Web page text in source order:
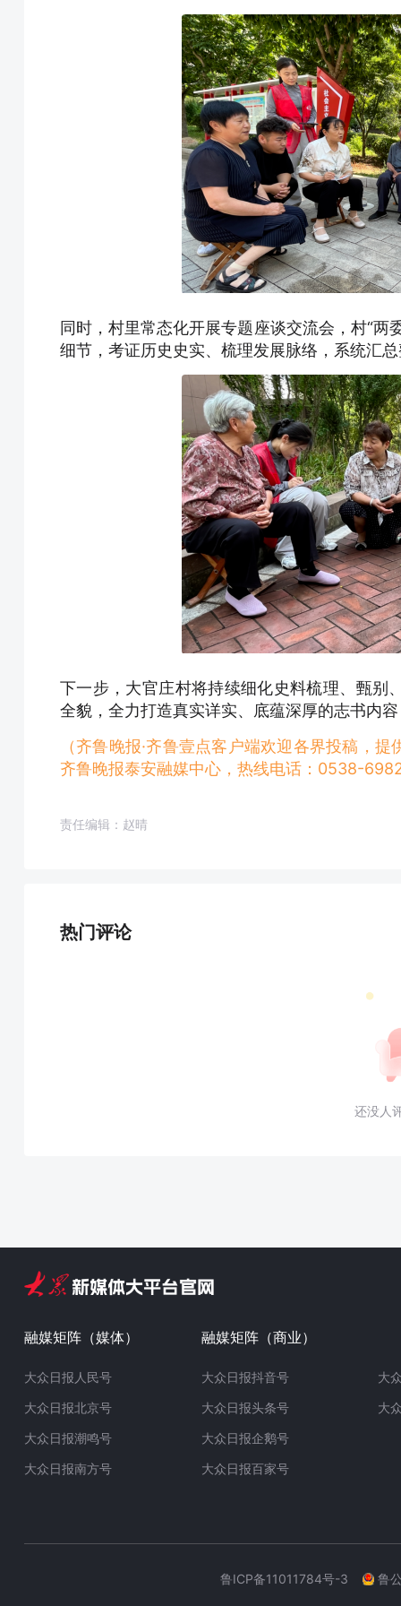
同时，村里常态化开展专题座谈交流会，村“
细节，考证历史史实、梳理发展脉络，系统汇
下一步，大官庄村将持续细化史料梳理、甄别
全貌，全力打造真实详实、底蕴深厚的志书内
（齐鲁晚报·齐鲁壹点客户端欢迎各界投稿，
齐鲁晚报泰安融媒中心，热线电话：0538-
责任编辑：赵晴
热门评论
还没人
融媒矩阵（媒体）
大众日报人民号
大众日报北京号
大众日报潮鸣号
大众日报南方号
融媒矩阵（商业）
大众日报抖音号
大众日报头条号
大众日报企鹅号
大众日报百家号
大
大
鲁ICP备11011784号-3 鲁